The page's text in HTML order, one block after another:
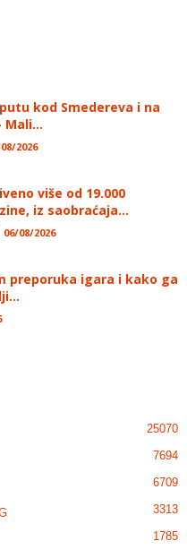
kod Smedereva i na
Mali...
2026
više od 19.000
iz saobraćaja...
06/08/2026
preporuka igara i kako ga
25070
7694
6709
3313
1785